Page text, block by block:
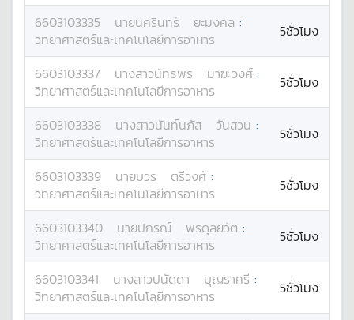
6603103335 นายนครินทร์ ยะมงคล :
วิทยาศาสตร์และเทคโนโลยีการอาหาร
5ชั่วโมง
6603103337 นางสาวนัทธพร มาฆะวงศ์ :
วิทยาศาสตร์และเทคโนโลยีการอาหาร
5ชั่วโมง
6603103338 นางสาวนันท์นภัส วันสวน :
วิทยาศาสตร์และเทคโนโลยีการอาหาร
5ชั่วโมง
6603103339 นายบวร ตรีวงศ์ :
วิทยาศาสตร์และเทคโนโลยีการอาหาร
5ชั่วโมง
6603103340 นายปกรณ์ พรดุลยวัต :
วิทยาศาสตร์และเทคโนโลยีการอาหาร
5ชั่วโมง
6603103341 นางสาวปนัดดา บุญราศรี :
วิทยาศาสตร์และเทคโนโลยีการอาหาร
5ชั่วโมง